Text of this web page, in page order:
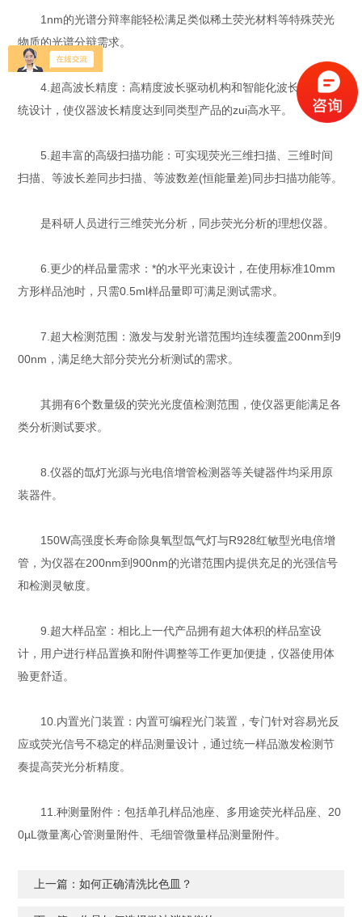
1nm的光谱分辩率能轻松满足类似稀土荧光材料等特殊荧光
物质的光谱分辩需求。
4.超高波长精度：高精度波长驱动机构和智能化波长校正系
统设计，使仪器波长精度达到同类型产品的zui高水平。
5.超丰富的高级扫描功能：可实现荧光三维扫描、三维时间
扫描、等波长差同步扫描、等波数差(恒能量差)同步扫描功能等。
是科研人员进行三维荧光分析，同步荧光分析的理想仪器。
6.更少的样品量需求：*的水平光束设计，在使用标准10mm
方形样品池时，只需0.5ml样品量即可满足测试需求。
7.超大检测范围：激发与发射光谱范围均连续覆盖200nm到9
00nm，满足绝大部分荧光分析测试的需求。
其拥有6个数量级的荧光光度值检测范围，使仪器更能满足各
类分析测试要求。
8.仪器的氙灯光源与光电倍增管检测器等关键器件均采用原
装器件。
150W高强度长寿命除臭氧型氙气灯与R928红敏型光电倍增
管，为仪器在200nm到900nm的光谱范围内提供充足的光强信号
和检测灵敏度。
9.超大样品室：相比上一代产品拥有超大体积的样品室设
计，用户进行样品置换和附件调整等工作更加便捷，仪器使用体
验更舒适。
10.内置光门装置：内置可编程光门装置，专门针对容易光反
应或荧光信号不稳定的样品测量设计，通过统一样品激发检测节
奏提高荧光分析精度。
11.种测量附件：包括单孔样品池座、多用途荧光样品座、20
0µL微量离心管测量附件、毛细管微量样品测量附件。
上一篇：如何正确清洗比色皿？